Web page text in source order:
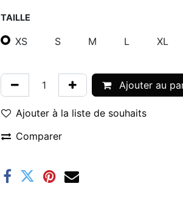
TAILLE
XS S M L XL
Ajouter au
Ajouter à la liste de souhaits
Comparer